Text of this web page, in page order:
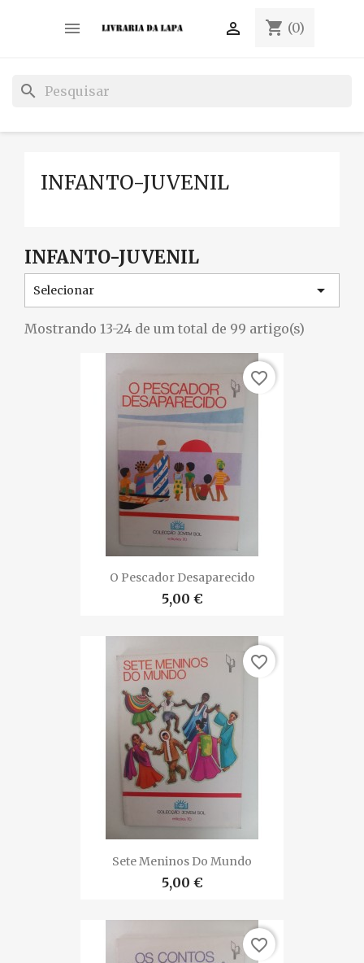
 shopping_cart (0)

search
INFANTO-JUVENIL
INFANTO-JUVENIL
Selecionar 
Mostrando 13-24 de um total de 99 artigo(s)
O Pescador Desaparecido
5,00 €
favorite_border
Sete Meninos Do Mundo
5,00 €
favorite_border
favorite_border